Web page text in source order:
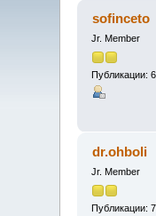
sofinceto
Jr. Member
Публикации:
dr.ohboli
Jr. Member
Публикации: